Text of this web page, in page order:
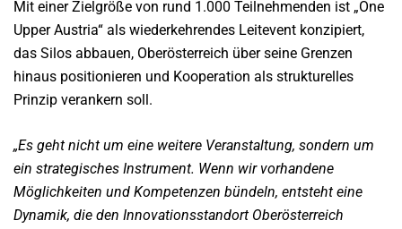
Mit einer Zielgröße von rund 1.000 Teilnehmenden ist „One
Upper Austria“ als wiederkehrendes Leitevent konzipiert,
das Silos abbauen, Oberösterreich über seine Grenzen
hinaus positionieren und Kooperation als strukturelles
Prinzip verankern soll.
„Es geht nicht um eine weitere Veranstaltung, sondern um
ein strategisches Instrument. Wenn wir vorhandene
Möglichkeiten und Kompetenzen bündeln, entsteht eine
Dynamik, die den Innovationsstandort Oberösterreich